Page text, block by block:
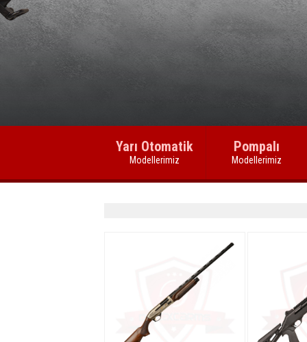
Üzeri Asit
Yarı Otomatik
Modellerimiz
Pompalı
Modellerimiz